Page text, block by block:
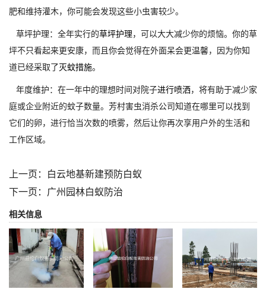
肥和维持灌木，你可能会发现这些小虫害较少。
草坪护理：全年实行的草坪护理，可以大大减少你的烦恼。你的草
坪不只看起来更安康，而且你会觉得在外面呆会更温馨，因为你知
道已经采取了灭蚊措施。
年度维护：在一年中的理想时间对院子进行喷洒，将有助于减少家
庭或企业附近的蚊子数量。芳村害虫消杀公司知道在哪里可以找到
它们的卵，进行恰当次数的喷雾，然后让你再次享用户外的生活和
工作区域。
上一页：
白云地基新建预防白蚁
下一页： 广州园林白蚁防治
相关信息